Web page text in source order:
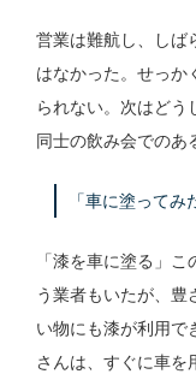
営業は難航し、しば
はなかった。せっか
られない。次はどう
同士の飲み会でのあ
「車に塗ってみ
「漆を車に塗る」
う業者もいたが、豊
い物にも漆が利用で
さんは、すぐに車を